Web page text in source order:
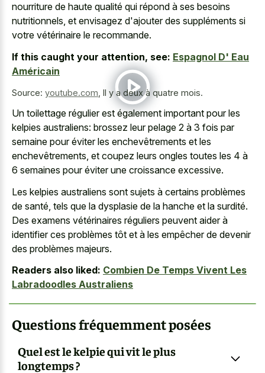
nourriture de haute qualité qui répond à ses besoins
nutritionnels, et envisagez d'ajouter des suppléments si
votre vétérinaire le recommande.
If this caught your attention, see: Espagnol D' Eau
Américain
Source: youtube.com Il y a deux à quatre mois.
Un toilettage régulier est également important pour les
kelpies australiens: brossez leur pelage 2 à 3 fois par
semaine pour éviter les enchevêtrements et les
enchevêtrements, et coupez leurs ongles toutes les 4 à
6 semaines pour éviter une croissance excessive.
Les kelpies australiens sont sujets à certains problèmes
de santé, tels que la dysplasie de la hanche et la surdité.
Des examens vétérinaires réguliers peuvent aider à
identifier ces problèmes tôt et à les empêcher de devenir
des problèmes majeurs.
Readers also liked: Combien De Temps Vivent Les
Labradoodles Australiens
Questions fréquemment posées
Quel est le kelpie qui vit le plus
longtemps ?